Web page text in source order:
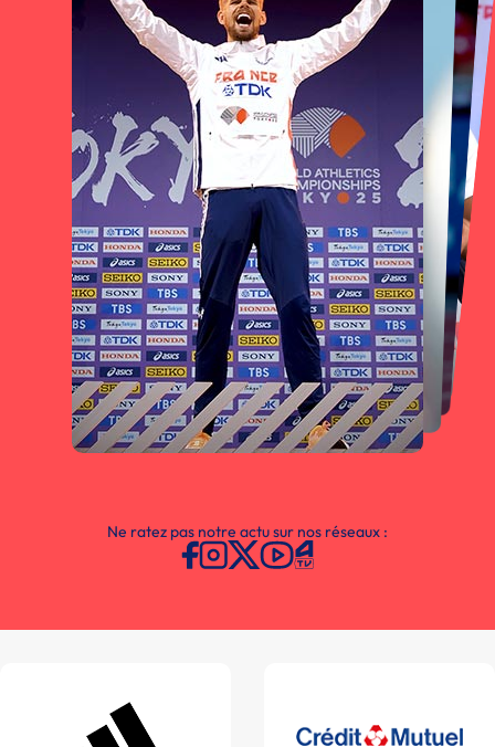
Ne ratez pas notre actu sur nos réseaux :